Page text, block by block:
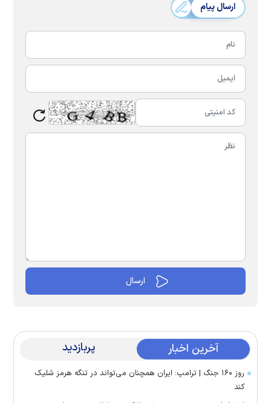
ارسال پیام
آخرین اخبار پربازدید
روز ۱۶۰ جنگ | ترامپ: ایران همچنان می‌تواند در تنگه هرمز شلیک
کند